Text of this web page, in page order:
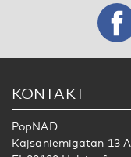
KONTAKT
PopNAD
Kajsaniemigatan 13 A